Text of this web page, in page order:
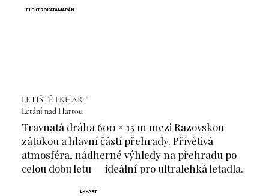
ELEKTROKATAMARÁN
LETIŠTĚ LKHART
Létání nad Hartou
Travnatá dráha 600 × 15 m mezi Razovskou
zátokou a hlavní částí přehrady. Přívětivá
atmosféra, nádherné výhledy na přehradu po
celou dobu letu — ideální pro ultralehká letadla.
LKHART